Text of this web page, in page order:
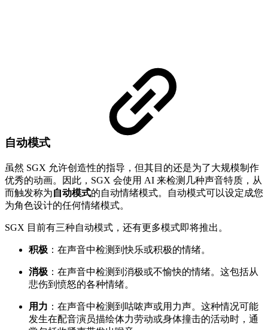
自动模式
虽然 SGX 允许创造性的指导，但其目的还是为了大规模制作
优秀的动画。因此，SGX 会使用 AI 来检测几种声音特质，从
而触发称为自动模式的自动情绪模式。自动模式可以设定成您
为角色设计的任何情绪模式。
SGX 目前有三种自动模式，还有更多模式即将推出。
积极 ：在声音中检测到快乐或积极的情绪。
消极 ：在声音中检测到消极或不愉快的情绪。这包括从
悲伤到愤怒的各种情绪。
用力 ：在声音中检测到咕哝声或用力声。这种情况可能
发生在配音演员描绘体力劳动或身体撞击的活动时，通